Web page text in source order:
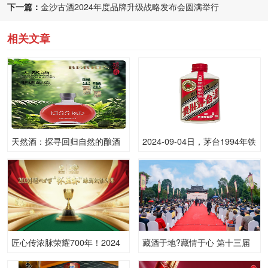
下一篇： 金沙古酒2024年度品牌升级战略发布会圆满举行
相关文章
天然酒：探寻回归自然的酿酒
2024-09-04日，茅台1994年铁
酒每瓶的价格是多少呢？
匠心传浓脉荣耀700年！2024
泸州老窖“怀玉杯”酿酒技能大
藏酒于地?藏情于心 第十三届
金盆地种酒文化节崇州启幕